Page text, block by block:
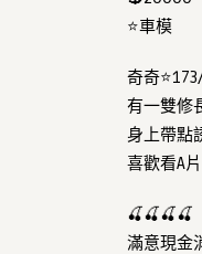
⭐️車模
奇奇
有一雙修
身上帶點
喜歡看A
🍒🍒🍒🍒
滿意現金